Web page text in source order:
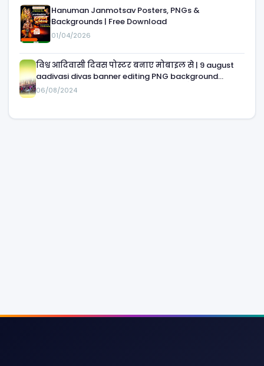
Hanuman Janmotsav Posters, PNGs &
Backgrounds | Free Download
01/04/2026
विश्व आदिवासी दिवस पोस्टर बनाए मोबाइल से | 9 august
aadivasi divas banner editing PNG background
download| 9 august आदिवासी दिवस का बैनर
06/08/2024